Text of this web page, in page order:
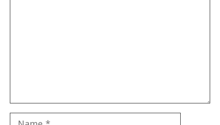
Name